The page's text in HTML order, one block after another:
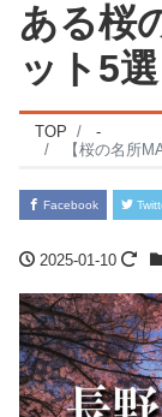
ある桜
ット5
TOP
-
【桜の名所
Facebook
2025-01-10